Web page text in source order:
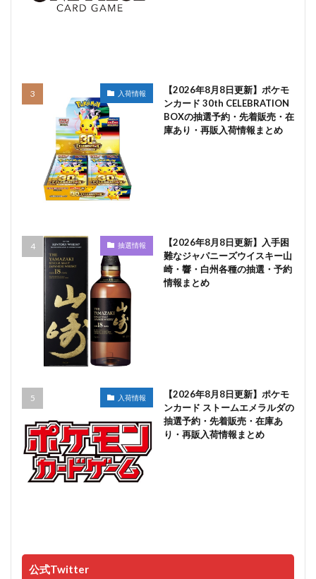
入荷情報
【2026年8月8日更新】ポケモ
ンカード 30th CELEBRATION
BOXの抽選予約・先着販売・在
庫あり・再販入荷情報まとめ
抽選情報
【2026年8月8日更新】入手困
難なジャパニーズウイスキー山
崎・響・白州各種の抽選・予約
情報まとめ
入荷情報
【2026年8月8日更新】ポケモ
ンカード ストームエメラルダの
抽選予約・先着販売・在庫あ
り・再販入荷情報まとめ
公式Twitter